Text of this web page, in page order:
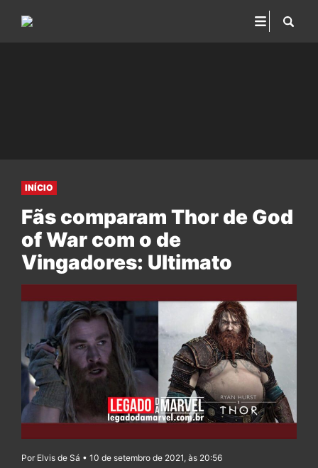
INÍCIO
Fãs comparam Thor de God
of War com o de
Vingadores: Ultimato
Por Elvis de Sá • 10 de setembro de 2021, às 20:56